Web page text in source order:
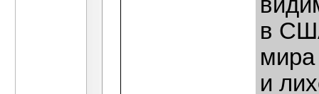
в
и